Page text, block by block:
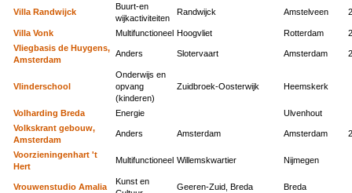
Villa Randwijck
Buurt-en
wijkactiviteiten
Randwijck Amstelveen
Villa Vonk Multifunctioneel Hoogvliet Rotterdam
Vliegbasis de Huygens,
Amsterdam
Anders Slotervaart Amsterdam
Vlinderschool
Onderwijs en
opvang
(kinderen)
Zuidbroek-Oosterwijk Heemskerk
Volharding Breda Energie
Ulvenhout
Volkskrant gebouw,
Amsterdam
Anders Amsterdam Amsterdam
Voorzieningenhart 't
Hert
Multifunctioneel Willemskwartier Nijmegen
Vrouwenstudio Amalia
Kunst en
Geeren-Zuid, Breda Breda